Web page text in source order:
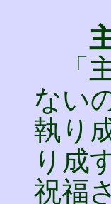
「
ない
執り
り成
祝福